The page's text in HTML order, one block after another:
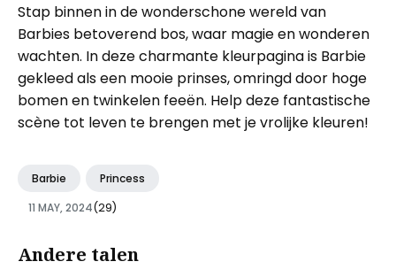
Stap binnen in de wonderschone wereld van
Barbies betoverend bos, waar magie en wonderen
wachten. In deze charmante kleurpagina is Barbie
gekleed als een mooie prinses, omringd door hoge
bomen en twinkelen feeën. Help deze fantastische
scène tot leven te brengen met je vrolijke kleuren!
Barbie
Princess
11 MAY, 2024(29)
Andere talen